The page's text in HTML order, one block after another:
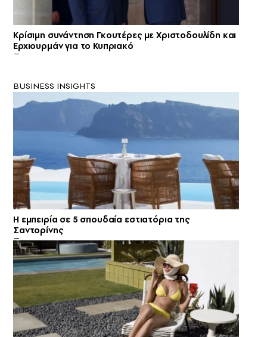
Κρίσιμη συνάντηση Γκουτέρες με Χριστοδουλίδη και
Ερχιουρμάν για το Κυπριακό
BUSINESS INSIGHTS
Η εμπειρία σε 5 σπουδαία εστιατόρια της
Σαντορίνης